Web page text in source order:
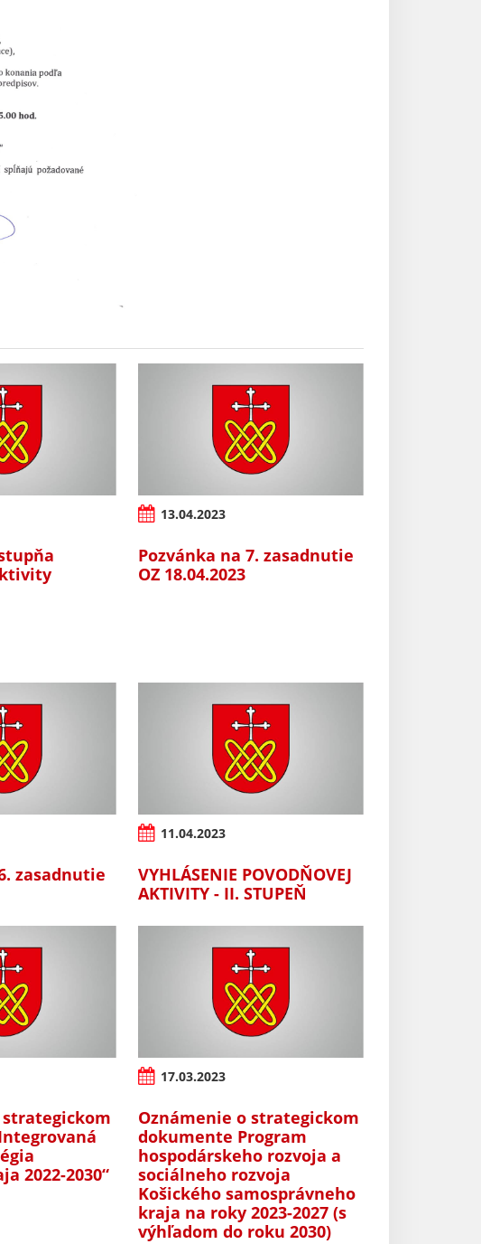
13.04.2023
Pozvánka na 7. zasadnutie
OZ 18.04.2023
zasadnutie
11.04.2023
VYHLÁSENIE POVODŇOVEJ
AKTIVITY - II. STUPEŇ
2022-2030“
17.03.2023
Oznámenie o strategickom
dokumente Program
hospodárskeho rozvoja a
sociálneho rozvoja
Košického samosprávneho
kraja na roky 2023-2027 (s
výhľadom do roku 2030)